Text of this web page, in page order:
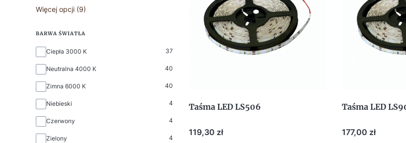
Więcej opcji (9)
BARWA ŚWIATŁA
Barwa światła
Ciepła 3000 K 37
Neutralna 4000 K 40
Zimna 6000 K 40
Niebieski 4
Czerwony 4
Zielony 4
Taśma LED LS506
Cena
119,30 zł
Taśma LED
Cena
177,00 zł